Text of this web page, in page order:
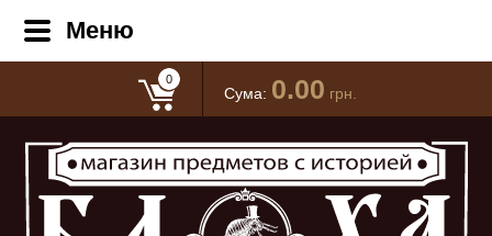
0
Сума: 0.00 грн.
Меню